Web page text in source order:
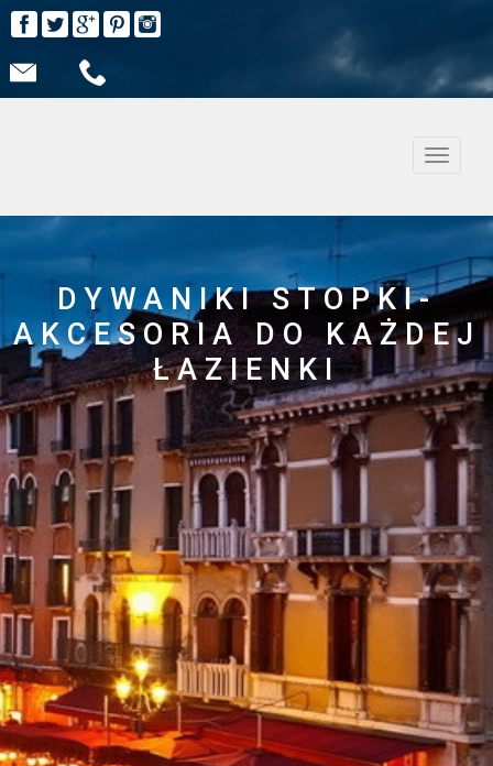
DYWANIKI STOPKI-
AKCESORIA DO KAŻDEJ
ŁAZIENKI